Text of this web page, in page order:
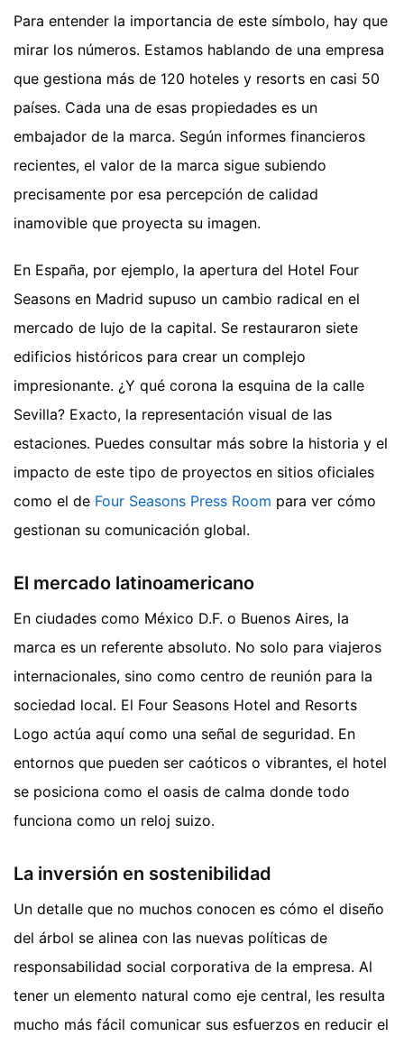
Para entender la importancia de este símbolo, hay que
mirar los números. Estamos hablando de una empresa
que gestiona más de 120 hoteles y resorts en casi 50
países. Cada una de esas propiedades es un
embajador de la marca. Según informes financieros
recientes, el valor de la marca sigue subiendo
precisamente por esa percepción de calidad
inamovible que proyecta su imagen.
En España, por ejemplo, la apertura del Hotel Four
Seasons en Madrid supuso un cambio radical en el
mercado de lujo de la capital. Se restauraron siete
edificios históricos para crear un complejo
impresionante. ¿Y qué corona la esquina de la calle
Sevilla? Exacto, la representación visual de las
estaciones. Puedes consultar más sobre la historia y el
impacto de este tipo de proyectos en sitios oficiales
como el de Four Seasons Press Room para ver cómo
gestionan su comunicación global.
El mercado latinoamericano
En ciudades como México D.F. o Buenos Aires, la
marca es un referente absoluto. No solo para viajeros
internacionales, sino como centro de reunión para la
sociedad local. El Four Seasons Hotel and Resorts
Logo actúa aquí como una señal de seguridad. En
entornos que pueden ser caóticos o vibrantes, el hotel
se posiciona como el oasis de calma donde todo
funciona como un reloj suizo.
La inversión en sostenibilidad
Un detalle que no muchos conocen es cómo el diseño
del árbol se alinea con las nuevas políticas de
responsabilidad social corporativa de la empresa. Al
tener un elemento natural como eje central, les resulta
mucho más fácil comunicar sus esfuerzos en reducir el